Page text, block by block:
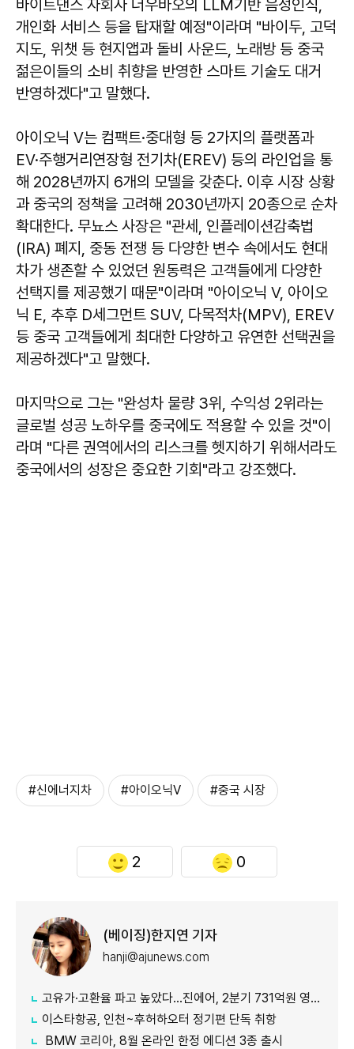
바이트댄스 자회사 더우바오의 LLM기반 음성인식,
개인화 서비스 등을 탑재할 예정"이라며 "바이두, 고덕
지도, 위챗 등 현지앱과 돌비 사운드, 노래방 등 중국
젊은이들의 소비 취향을 반영한 스마트 기술도 대거
반영하겠다"고 말했다.
아이오닉 V는 컴팩트·중대형 등 2가지의 플랫폼과
EV·주행거리연장형 전기차(EREV) 등의 라인업을 통
해 2028년까지 6개의 모델을 갖춘다. 이후 시장 상황
과 중국의 정책을 고려해 2030년까지 20종으로 순차
확대한다. 무뇨스 사장은 "관세, 인플레이션감축법
(IRA) 폐지, 중동 전쟁 등 다양한 변수 속에서도 현대
차가 생존할 수 있었던 원동력은 고객들에게 다양한
선택지를 제공했기 때문"이라며 "아이오닉 V, 아이오
닉 E, 추후 D세그먼트 SUV, 다목적차(MPV), EREV
등 중국 고객들에게 최대한 다양하고 유연한 선택권을
제공하겠다"고 말했다.
마지막으로 그는 "완성차 물량 3위, 수익성 2위라는
글로벌 성공 노하우를 중국에도 적용할 수 있을 것"이
라며 "다른 권역에서의 리스크를 헷지하기 위해서라도
중국에서의 성장은 중요한 기회"라고 강조했다.
#신에너지차 #아이오닉V #중국 시장
2 0
(베이징)한지연 기자
hanji@ajunews.com
고유가·고환율 파고 높았다…진에어, 2분기 731억원 영업적자
이스타항공, 인천~후허하오터 정기편 단독 취항
BMW 코리아, 8월 온라인 한정 에디션 3종 출시